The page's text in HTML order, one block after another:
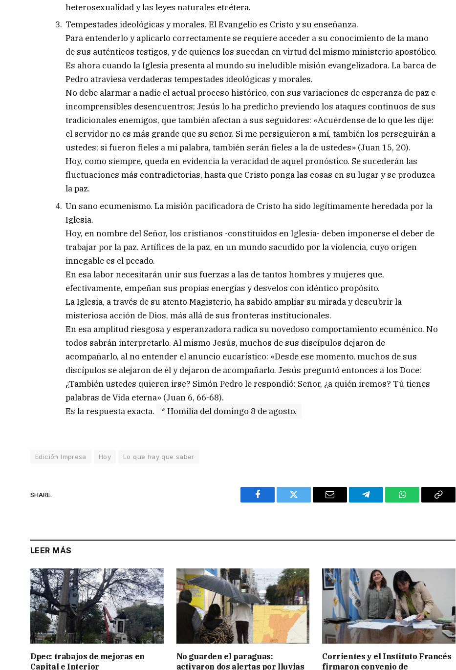
heterosexualidad y las leyes naturales etcétera.
Tempestades ideológicas y morales. El Evangelio es Cristo y su enseñanza.
Para entenderlo y aplicarlo correctamente se requiere acceder a su conocimiento de la mano
de sus auténticos testigos, y de quienes los sucedan en virtud del mismo ministerio apostólico.
Es ahora cuando la Iglesia presenta al mundo su ineludible misión evangelizadora. La barca de
Pedro atraviesa verdaderas tempestades ideológicas y morales.
No debe alarmar a nadie el actual proceso histórico, con sus variaciones de esperanza de paz e
incomprensibles desencuentros; Jesús lo ha predicho previendo los ataques continuos de sus
tradicionales enemigos, que también afectan a sus seguidores: «Acuérdense de lo que les dije:
el servidor no es más grande que su señor. Si me persiguieron a mí, también los perseguirán a
ustedes; si fueron fieles a mi palabra, también serán fieles a la de ustedes» (Juan 15, 20).
Hoy, como siempre, queda en evidencia la veracidad de aquel pronóstico. Se sucederán las
fluctuaciones más contradictorias, hasta que Cristo ponga las cosas en su lugar y se produzca
la paz.
Un sano ecumenismo. La misión pacificadora de Cristo ha sido legítimamente heredada por la
Iglesia.
Hoy, en nombre del Señor, los cristianos -constituidos en Iglesia- deben imponerse el deber de
trabajar por la paz. Artífices de la paz, en un mundo sacudido por la violencia, cuyo origen
innegable es el pecado.
En esa labor necesitarán unir sus fuerzas a las de tantos hombres y mujeres que,
efectivamente, empeñan sus propias energías y desvelos con idéntico propósito.
La Iglesia, a través de su atento Magisterio, ha sabido ampliar su mirada y descubrir la
misteriosa acción de Dios, más allá de sus fronteras institucionales.
En esa amplitud riesgosa y esperanzadora radica su novedoso comportamiento ecuménico. No
todos sabrán interpretarlo. Al mismo Jesús, muchos de sus discípulos dejaron de
acompañarlo, al no entender el anuncio eucarístico: «Desde ese momento, muchos de sus
discípulos se alejaron de él y dejaron de acompañarlo. Jesús preguntó entonces a los Doce:
¿También ustedes quieren irse? Simón Pedro le respondió: Señor, ¿a quién iremos? Tú tienes
palabras de Vida eterna» (Juan 6, 66-68).
Es la respuesta exacta.
* Homilía del domingo 8 de agosto.
Edición Impresa Hoy Lo que hay que saber
SHARE.
Facebook Twitter Email Telegram WhatsAppCopy
LEER MÁS
Dpec: trabajos de mejoras en
Capital e Interior
No guarden el paraguas:
activaron dos alertas por lluvias
Corrientes y el Instituto Francés
firmaron convenio de